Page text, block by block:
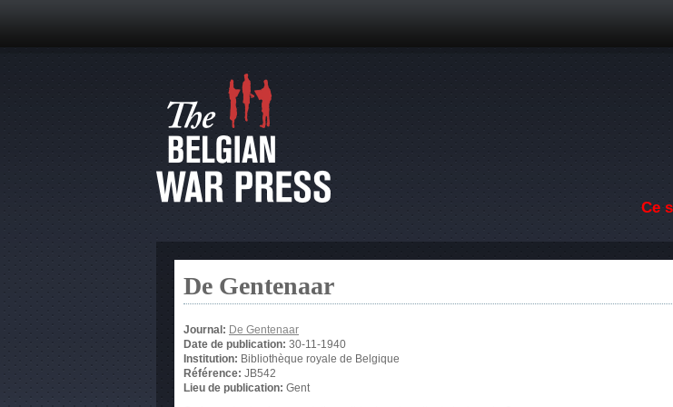
Ce
De Gentenaar
Journal: De Gentenaar
Date de publication: 30-11-1940
Institution: Bibliothèque royale de Belgique
Référence: JB542
Lieu de publication: Gent